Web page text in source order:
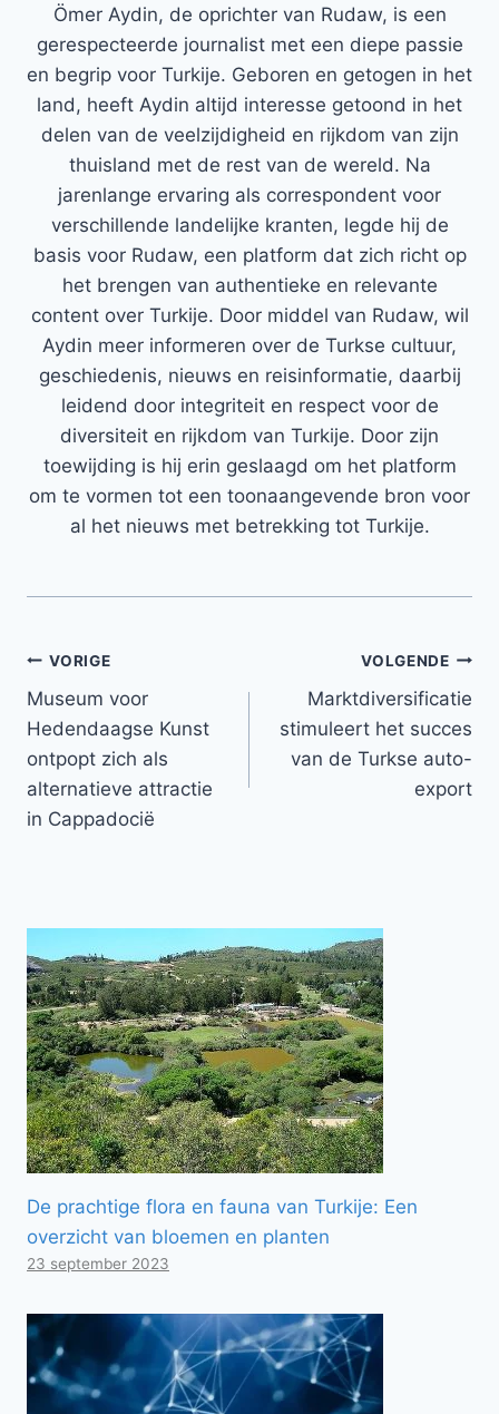
Ömer Aydin, de oprichter van Rudaw, is een
gerespecteerde journalist met een diepe passie
en begrip voor Turkije. Geboren en getogen in het
land, heeft Aydin altijd interesse getoond in het
delen van de veelzijdigheid en rijkdom van zijn
thuisland met de rest van de wereld. Na
jarenlange ervaring als correspondent voor
verschillende landelijke kranten, legde hij de
basis voor Rudaw, een platform dat zich richt op
het brengen van authentieke en relevante
content over Turkije. Door middel van Rudaw, wil
Aydin meer informeren over de Turkse cultuur,
geschiedenis, nieuws en reisinformatie, daarbij
leidend door integriteit en respect voor de
diversiteit en rijkdom van Turkije. Door zijn
toewijding is hij erin geslaagd om het platform
om te vormen tot een toonaangevende bron voor
al het nieuws met betrekking tot Turkije.
Bericht
navigatie
VORIGE
Museum voor
Hedendaagse Kunst
ontpopt zich als
alternatieve attractie
in Cappadocië
VOLGENDE
Marktdiversificatie
stimuleert het succes
van de Turkse auto-
export
De prachtige flora en fauna van Turkije: Een
overzicht van bloemen en planten
23 september 2023